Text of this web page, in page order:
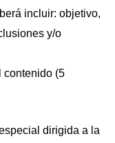
incluir: objetivo,
y/o
contenido (5
dirigida a la